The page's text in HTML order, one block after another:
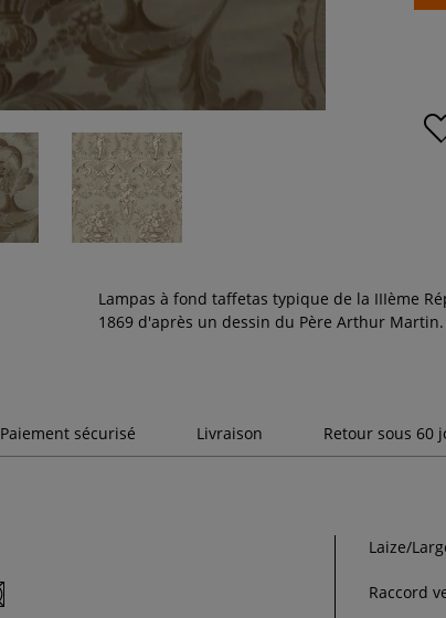
Lampas à fond taffetas typique de la IIIème
1869 d'après un dessin du Père Arthur Martin.
Paiement sécurisé Livraison Retour sous 60
Laize/
Raccord